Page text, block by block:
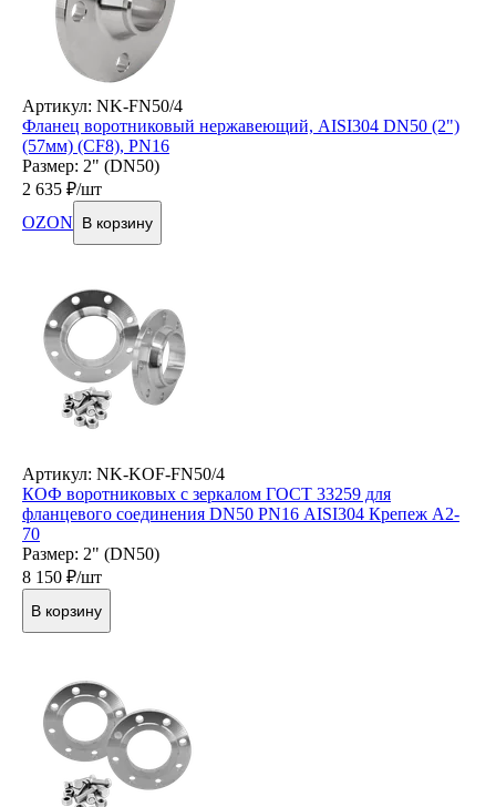
Артикул: NK-FN50/4
Фланец воротниковый нержавеющий, AISI304 DN50 (2")
(57мм) (CF8), РN16
Размер: 2" (DN50)
2 635 ₽/шт
OZON
В корзину
Артикул: NK-KOF-FN50/4
КОФ воротниковых с зеркалом ГОСТ 33259 для
фланцевого соединения DN50 PN16 AISI304 Крепеж А2-
70
Размер: 2" (DN50)
8 150 ₽/шт
В корзину